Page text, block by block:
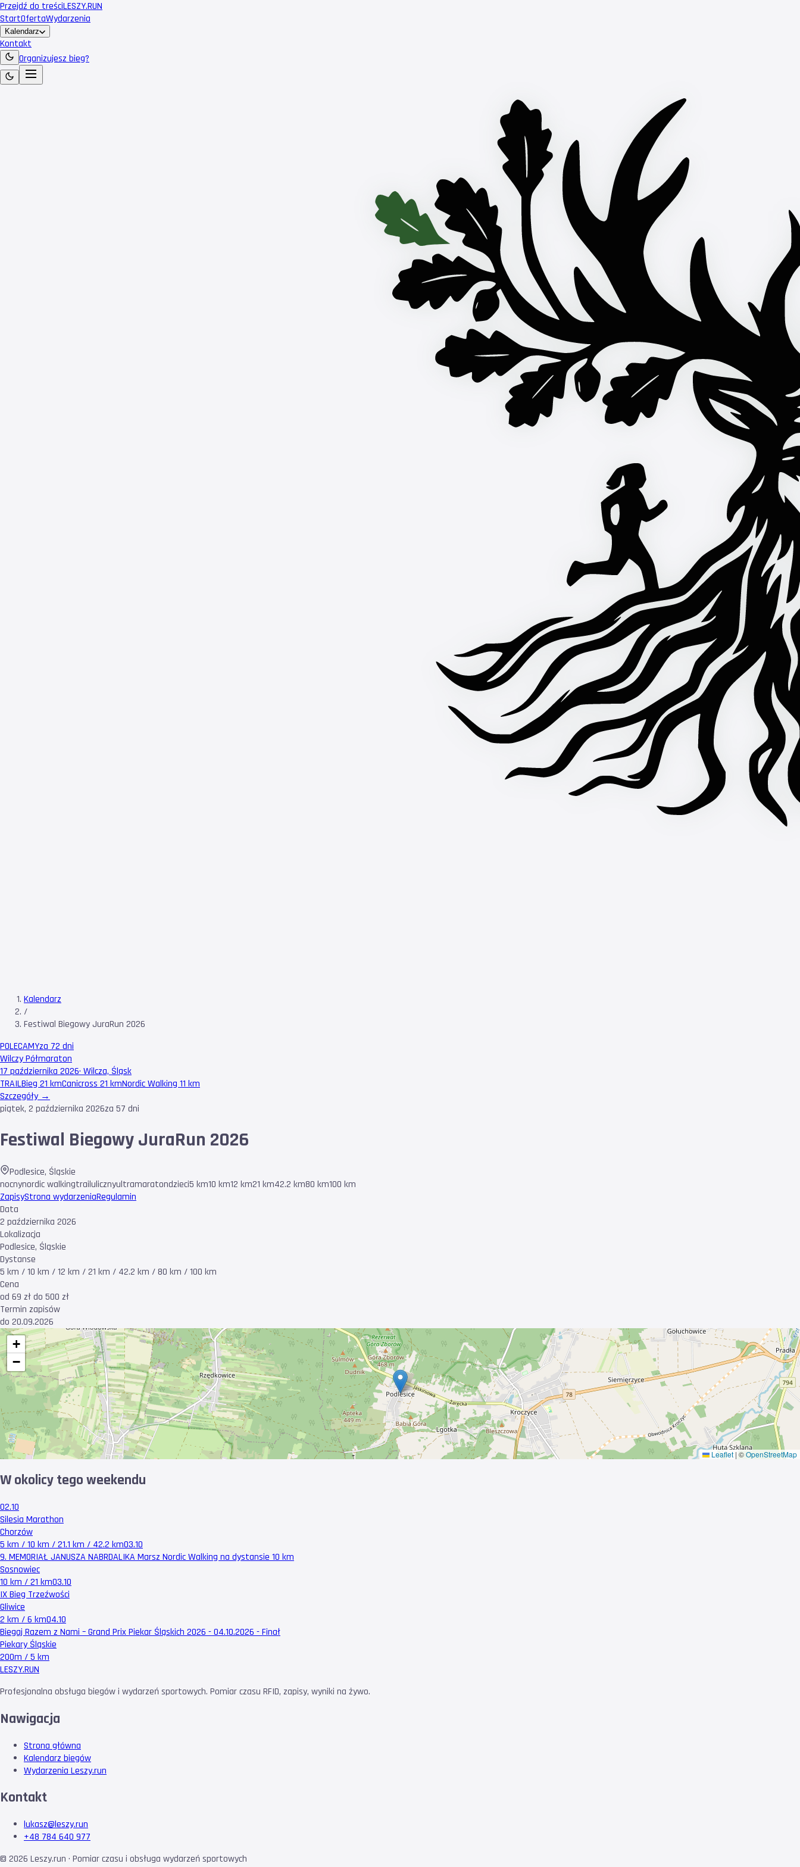
Przejdź do treściLESZY.RUN
StartOfertaWydarzenia
Kalendarz
Kontakt
Organizujesz bieg?
Kalendarz
/
Festiwal Biegowy JuraRun 2026
POLECAMYza 72 dni
Wilczy Półmaraton
17 października 2026· Wilcza, Śląsk
TRAILBieg 21 kmCanicross 21 kmNordic Walking 11 km
Szczegóły →
piątek, 2 października 2026za 57 dni
Festiwal Biegowy JuraRun 2026
Podlesice, Śląskie
nocnynordic walkingtrailulicznyultramaratondzieci5 km10 km12 km21 km42.2 km80 km100 km
ZapisyStrona wydarzeniaRegulamin
Data
2 października 2026
Lokalizacja
Podlesice, Śląskie
Dystanse
5 km / 10 km / 12 km / 21 km / 42.2 km / 80 km / 100 km
Cena
od 69 zł do 500 zł
Termin zapisów
do 20.09.2026
+
−
Leaflet | ©OpenStreetMap
W okolicy tego weekendu
02.10
Silesia Marathon
Chorzów
5 km / 10 km / 21.1 km / 42.2 km03.10
9. MEMORIAŁ JANUSZA NABRDALIKA Marsz Nordic Walking na dystansie 10 km
Sosnowiec
10 km / 21 km03.10
IX Bieg Trzeźwości
Gliwice
2 km / 6 km04.10
Biegaj Razem z Nami – Grand Prix Piekar Śląskich 2026 - 04.10.2026 - Finał
Piekary Śląskie
200m / 5 km
LESZY.RUN
Profesjonalna obsługa biegów i wydarzeń sportowych. Pomiar czasu RFID, zapisy, wyniki na żywo.
Nawigacja
Strona główna
Kalendarz biegów
Wydarzenia Leszy.run
Kontakt
lukasz@leszy.run
+48 784 640 977
© 2026 Leszy.run · Pomiar czasu i obsługa wydarzeń sportowych